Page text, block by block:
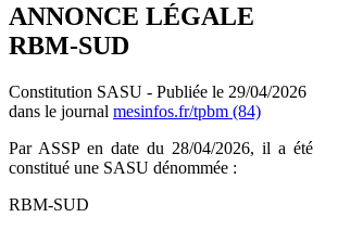
ANNONCE LÉGALE
RBM-SUD
Constitution SASU - Publiée le 29/04/2026
dans le journal mesinfos.fr/tpbm (84)
Par ASSP en date du 28/04/2026, il a été
constitué une SASU dénommée :
RBM-SUD